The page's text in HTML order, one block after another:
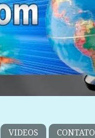
VIDEOS CONTATO